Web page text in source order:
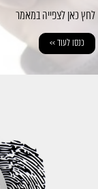
לחץ כאן לצפייה במאמר
כנסו לעוד >>